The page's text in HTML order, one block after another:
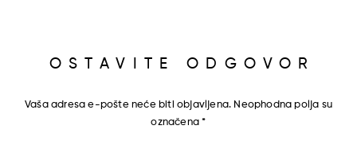
OSTAVITE ODGOVOR
Vaša adresa e-pošte neće biti objavljena. Neophodna polja su
označena*